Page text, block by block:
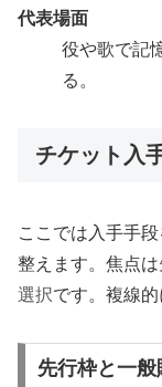
代表場面
役や歌で記
る。
チケット入
ここでは入手手
整えます。焦点は
選択です。複線
先行枠と一